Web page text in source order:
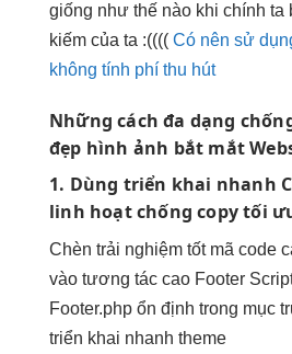
giống như thế nào khi chính ta
kiếm của ta :(((( Có nên sử
không tính phí thu hút
Những cáchđa dạng
đẹp hình ảnh bắt mắt
1. Dùng triển khai nhanh
linh hoạtchống copytối
Chèn trải nghiệm tốtmã code
vào tương tác cao Footer
Footer.php ổn định trong mục
triển khai nhanh theme